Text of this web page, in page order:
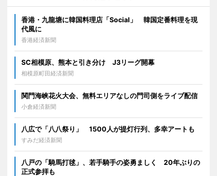
香港・九龍塘に韓国料理店「Social」 韓国定番料理を現
代風に
香港経済新聞
SC相模原、熊本と引き分け J3リーグ開幕
相模原町田経済新聞
関門海峡花火大会、無料エリアなしの門司側をライブ配信
小倉経済新聞
八広で「八八祭り」 1500人が提灯行列、多幸アートも
すみだ経済新聞
八戸の「騎馬打毬」、若手騎手の姿勇ましく 20年ぶりの
正式参拝も